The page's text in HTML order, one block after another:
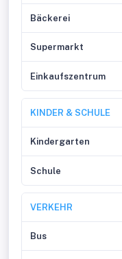
Bäckerei
Supermarkt
Einkaufszentrum
KINDER & SCHULE
Kindergarten
Schule
VERKEHR
Bus